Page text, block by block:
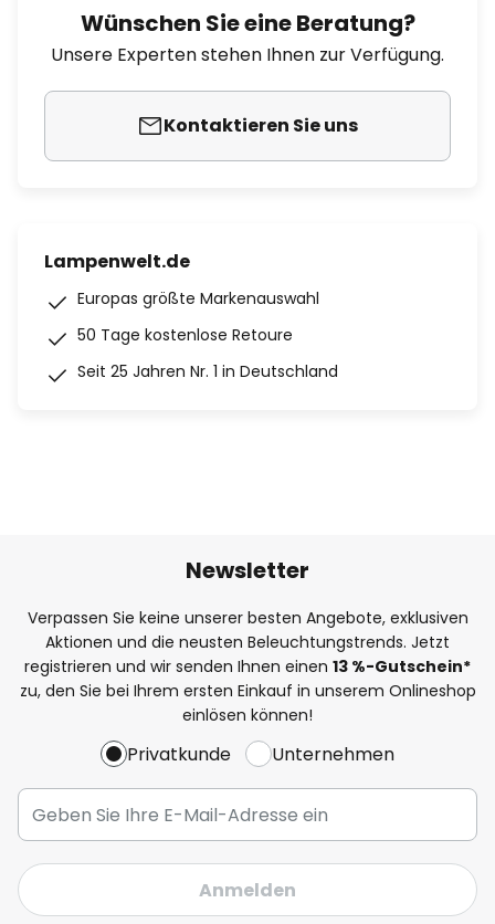
Wünschen Sie eine Beratung?
Unsere Experten stehen Ihnen zur Verfügung.
Kontaktieren Sie uns
Lampenwelt.de
Europas größte Markenauswahl
50 Tage kostenlose Retoure
Seit 25 Jahren Nr. 1 in Deutschland
Newsletter
Verpassen Sie keine unserer besten Angebote, exklusiven
Aktionen und die neusten Beleuchtungstrends. Jetzt
registrieren und wir senden Ihnen einen 13 %-Gutschein*
zu, den Sie bei Ihrem ersten Einkauf in unserem Onlineshop
einlösen können!
Privatkunde Unternehmen
Anmelden